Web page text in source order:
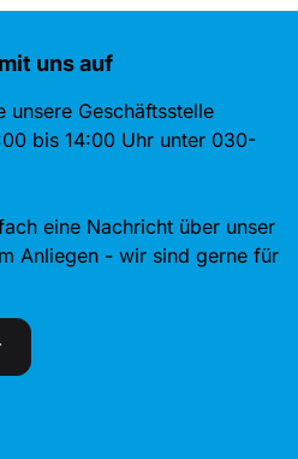
uns auf
unsere Geschäftsstelle
bis 14:00 Uhr unter 030-
eine Nachricht über unser
Anliegen - wir sind gerne für